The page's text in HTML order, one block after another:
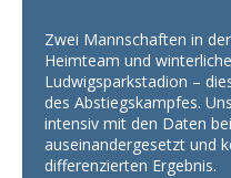
Zwei Mannschaften in
Heimteam und
Ludwigsparkstadion –
des Abstiegskampfes.
intensiv mit den Daten
auseinandergesetzt und
differenzierten Ergebnis.